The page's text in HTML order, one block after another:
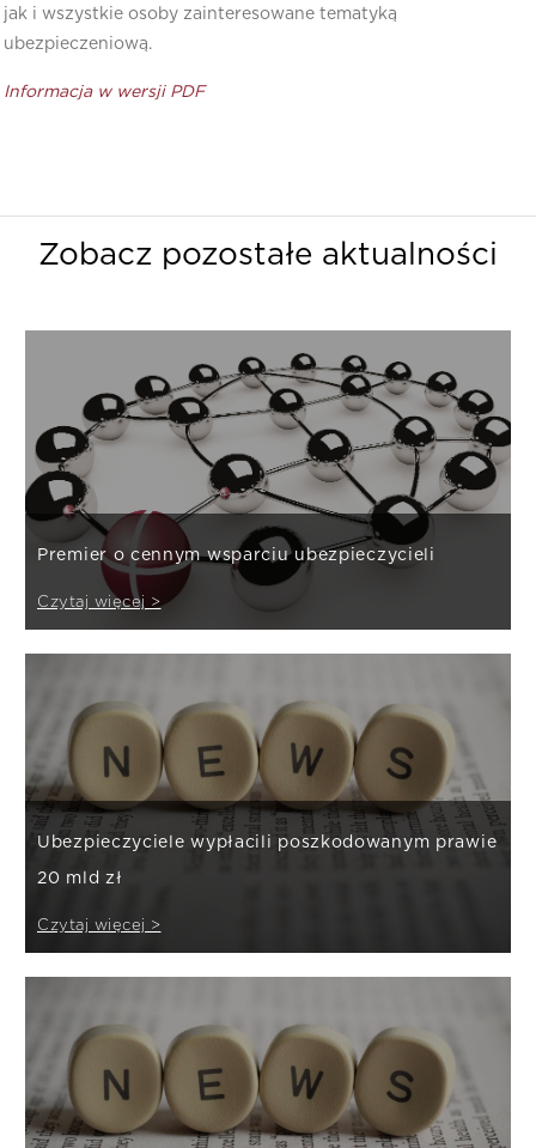
jak i wszystkie osoby zainteresowane tematyką
ubezpieczeniową.
Informacja w wersji PDF
Zobacz pozostałe aktualności
Premier o cennym wsparciu ubezpieczycieli
Czytaj więcej >
Ubezpieczyciele wypłacili poszkodowanym prawie
20 mld zł
Czytaj więcej >